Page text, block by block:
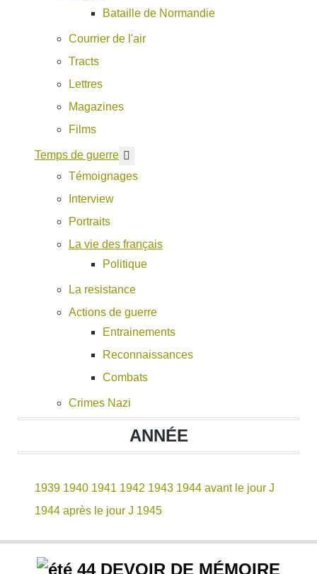
Bataille de Normandie
Courrier de l'air
Tracts
Lettres
Magazines
Films
Temps de guerre
Témoignages
Interview
Portraits
La vie des français
Politique
La resistance
Actions de guerre
Entrainements
Reconnaissances
Combats
Crimes Nazi
ANNÉE
1939 1940 1941 1942 1943 1944 avant le jour J
1944 après le jour J 1945
DEVOIR DE MÉMOIRE